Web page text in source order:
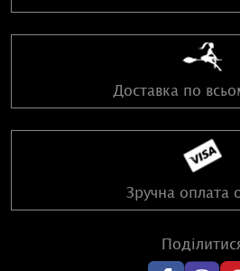
Доставка по
Зручна оплата